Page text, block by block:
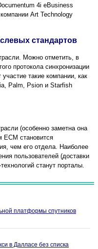
4i eBusiness
Art Technology
стандартов
Можно отметить, в
протокола синхронизации
такие компании, как
Palm, Psion и Starfish
(особенно заметна она
ECM становится
чем его отдела. Наиболее
пользователей (доставки
станут порталы.
платформы спутников
в Далласе без списка